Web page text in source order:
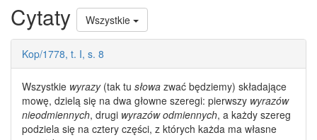
Cytaty Wszystkie
Kop/1778, t. I, s. 8
Wszystkie wyrazy(tak tu słowa zwać będziemy) składające
mowę, dzielą się na dwa głowne szeregi: pierwszy wyrazów
nieodmiennych, drugi wyrazów odmiennych, a każdy szereg
podziela się na cztery części, z których każda ma własne